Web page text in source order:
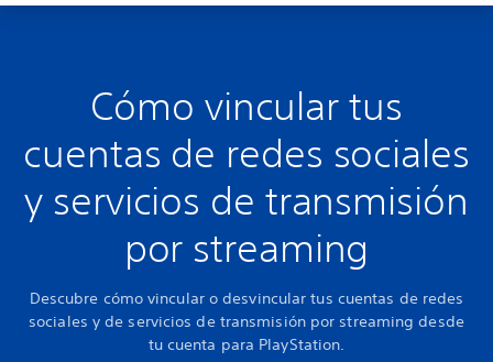
Cómo vincular tus
cuentas de redes sociales
y servicios de transmisión
por streaming
Descubre cómo vincular o desvincular tus cuentas de redes
sociales y de servicios de transmisión por streaming desde
tu cuenta para PlayStation.